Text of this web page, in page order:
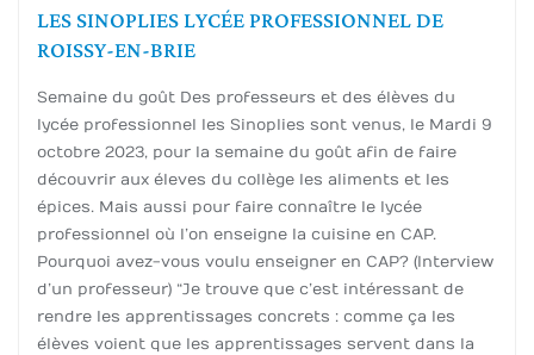
LES SINOPLIES LYCÉE PROFESSIONNEL DE
ROISSY-EN-BRIE
Semaine du goût Des professeurs et des élèves du
lycée professionnel les Sinoplies sont venus, le Mardi 9
octobre 2023, pour la semaine du goût afin de faire
découvrir aux éleves du collège les aliments et les
épices. Mais aussi pour faire connaître le lycée
professionnel où l’on enseigne la cuisine en CAP.
Pourquoi avez-vous voulu enseigner en CAP ? (Interview
d’un professeur) “Je trouve que c’est intéressant de
rendre les apprentissages concrets : comme ça les
élèves voient que les apprentissages servent dans la